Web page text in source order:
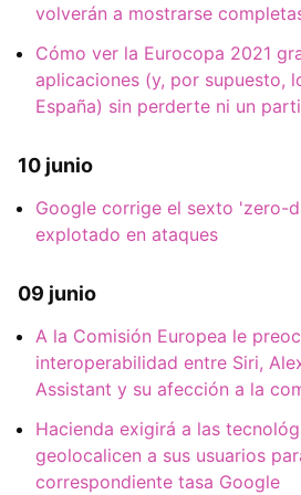
volverán a mostrarse
Cómo ver la Eurocopa 2021
aplicaciones (y, por supuesto,
España) sin perderte ni un
10 junio
Google corrige el sexto 'zero-
explotado en ataques
09 junio
A la Comisión Europea le
interoperabilidad entre Siri,
Assistant y su afección a la
Hacienda exigirá a las
geolocalicen a sus usuarios
correspondiente tasa Google